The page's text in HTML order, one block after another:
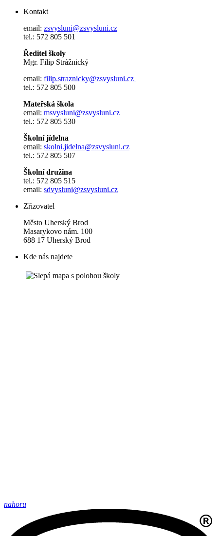
Kontakt
email: zsvysluni@zsvysluni.cz
tel.: 572 805 501
Ředitel školy
Mgr. Filip Strážnický
email: filip.straznicky@zsvysluni.cz
tel.: 572 805 500
Mateřská škola
email: msvysluni@zsvysluni.cz
tel.: 572 805 530
Školní jídelna
email: skolni.jidelna@zsvysluni.cz
tel.: 572 805 507
Školní družina
tel.: 572 805 515
email: sdvysluni@zsvysluni.cz
Zřizovatel
Město Uherský Brod
Masarykovo nám. 100
688 17 Uherský Brod
Kde nás najdete
nahoru